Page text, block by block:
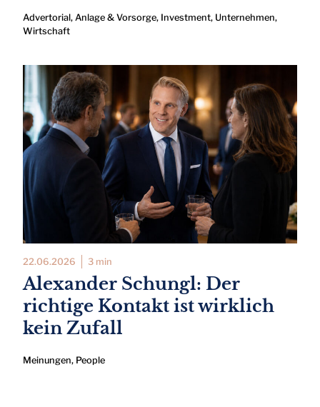
Advertorial, Anlage & Vorsorge, Investment, Unternehmen,
Wirtschaft
22.06.2026 3 min
Alexander Schungl: Der
richtige Kontakt ist wirklich
kein Zufall
Meinungen, People